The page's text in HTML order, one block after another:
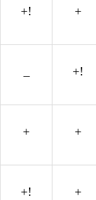
+! +
+!
+ +
+! +